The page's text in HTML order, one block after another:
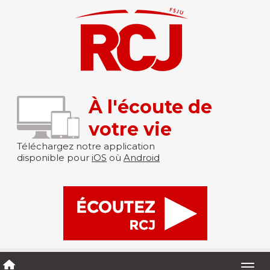
À l'écoute de
votre vie
Téléchargez notre application
disponible pour iOS où Android